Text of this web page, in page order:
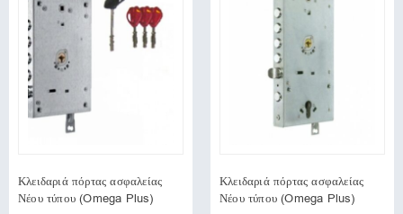
Κλειδαριά πόρτας ασφαλείας
Νέου τύπου (Omega Plus)
Κλειδαριά πόρτας ασφαλείας
Νέου τύπου (Omega Plus)